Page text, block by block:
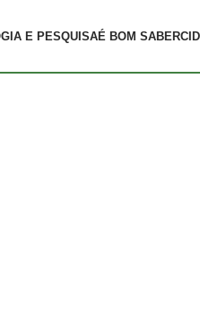
E PESQUISAÉ BOM SABER